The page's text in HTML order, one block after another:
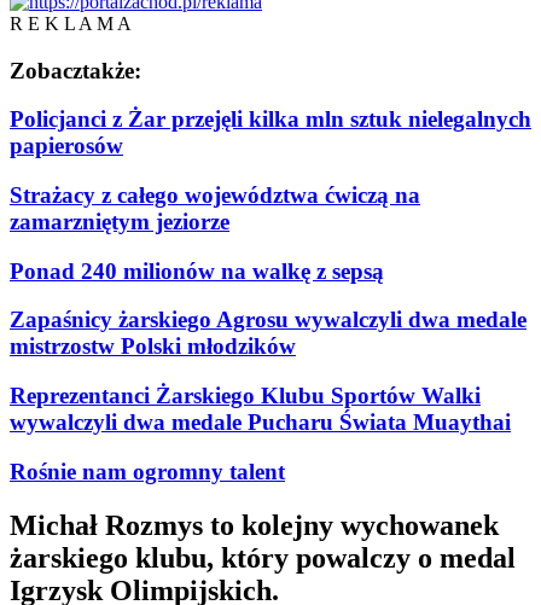
R E K L A M A
Zobacztakże:
Policjanci z Żar przejęli kilka mln sztuk nielegalnych
papierosów
Strażacy z całego województwa ćwiczą na
zamarzniętym jeziorze
Ponad 240 milionów na walkę z sepsą
Zapaśnicy żarskiego Agrosu wywalczyli dwa medale
mistrzostw Polski młodzików
Reprezentanci Żarskiego Klubu Sportów Walki
wywalczyli dwa medale Pucharu Świata Muaythai
Rośnie nam ogromny talent
Michał Rozmys to kolejny wychowanek
żarskiego klubu, który powalczy o medal
Igrzysk Olimpijskich.